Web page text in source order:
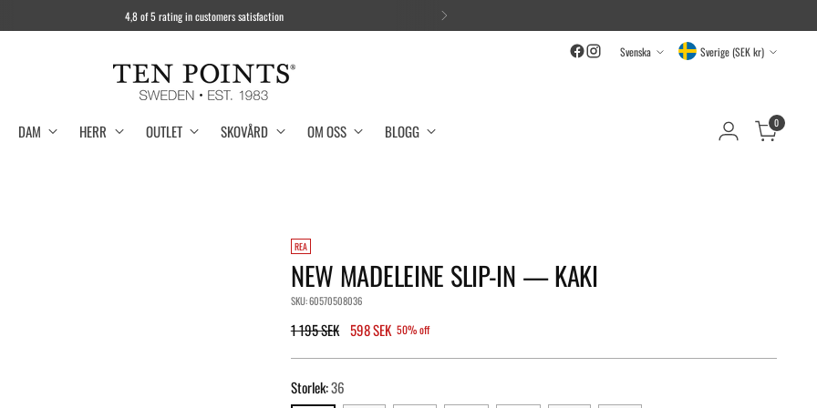
4,8 of 5 rating in customers satisfaction
Språk
Svenska Currency Sverige (SEK kr)
DAM HERR OUTLET SKOVÅRD OM OSS BLOGG 0
REA
NEW MADELEINE SLIP-IN — KAKI
SKU: 60570508036
Regular
1 195 SEK 598 SEK 50% off
Storlek:36